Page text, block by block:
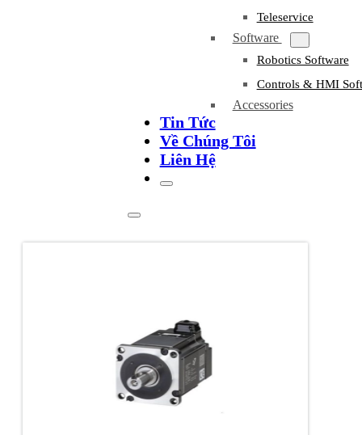
Teleservice
Software
Robotics Software
Controls & HMI
Accessories
Tin Tức
Về Chúng Tôi
Liên Hệ